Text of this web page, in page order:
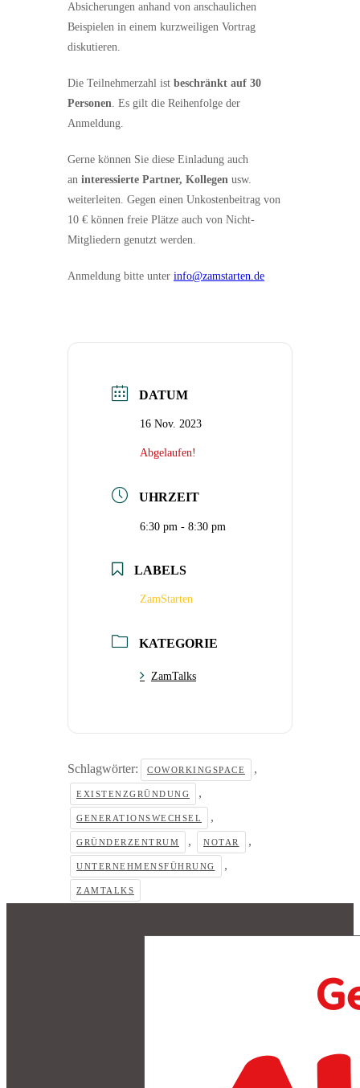
Absicherungen anhand von anschaulichen
Beispielen in einem kurzweiligen Vortrag
diskutieren.
Die Teilnehmerzahl ist beschränkt auf 30
Personen. Es gilt die Reihenfolge der
Anmeldung.
Gerne können Sie diese Einladung auch
an interessierte Partner, Kollegen usw.
weiterleiten. Gegen einen Unkostenbeitrag von
10 € können freie Plätze auch von Nicht-
Mitgliedern genutzt werden.
Anmeldung bitte unter info@zamstarten.de
DATUM
16 Nov. 2023
Abgelaufen!
UHRZEIT
6:30 pm - 8:30 pm
LABELS
ZamStarten
KATEGORIE
ZamTalks
Schlagwörter: COWORKINGSPACE ,
EXISTENZGRÜNDUNG ,
GENERATIONSWECHSEL ,
GRÜNDERZENTRUM , NOTAR ,
UNTERNEHMENSFÜHRUNG ,
ZAMTALKS